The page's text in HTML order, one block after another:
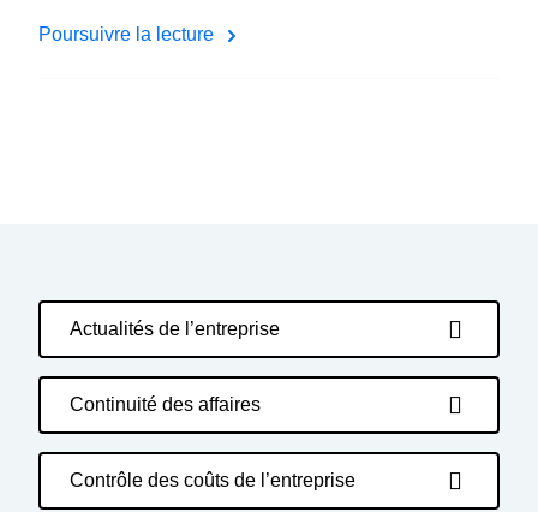
Poursuivre la lecture
Actualités de l’entreprise
Continuité des affaires
Contrôle des coûts de l’entreprise